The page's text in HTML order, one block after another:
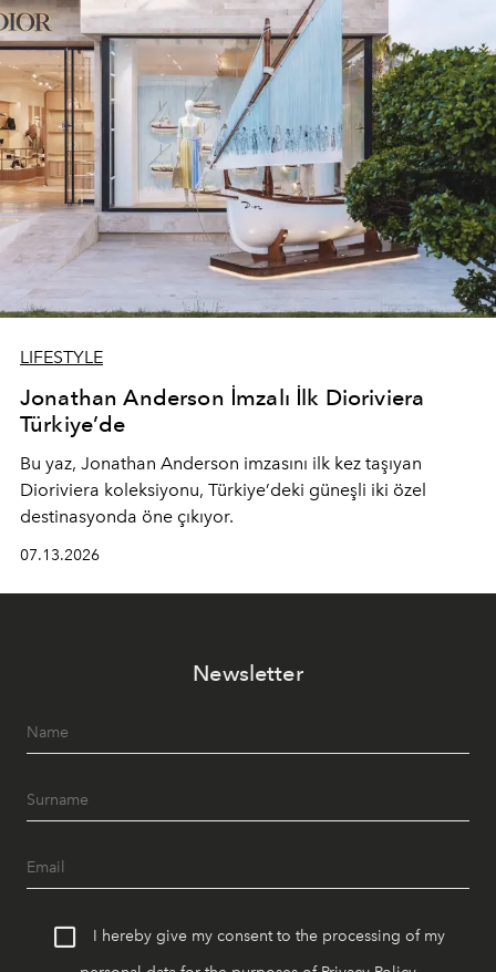
LIFESTYLE
Jonathan Anderson İmzalı İlk Dioriviera
Türkiye’de
Bu yaz, Jonathan Anderson imzasını ilk kez taşıyan
Dioriviera koleksiyonu, Türkiye’deki güneşli iki özel
destinasyonda öne çıkıyor.
07.13.2026
Newsletter
I hereby give my consent to the processing of my